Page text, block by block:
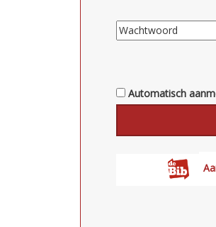
Automatisch